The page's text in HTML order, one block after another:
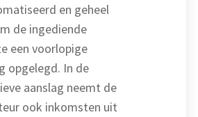
en geheel
de ingediende
een voorlopige
opgelegd. In de
aanslag neemt de
ook inkomsten uit